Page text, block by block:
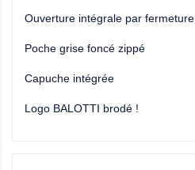
Ouverture intégrale par
Poche grise foncé zippé
Capuche intégrée
Logo BALOTTI brodé !